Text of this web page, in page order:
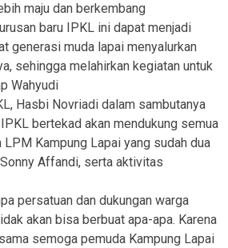
maju dan berkembang
baru IPKL ini dapat menjadi
generasi muda lapai menyalurkan
sehingga melahirkan kegiatan untuk
Wahyudi
Hasbi Novriadi dalam sambutanya
bertekad akan mendukung semua
LPM Kampung Lapai yang sudah dua
Affandi, serta aktivitas
persatuan dan dukungan warga
akan bisa berbuat apa-apa. Karena
semoga pemuda Kampung Lapai